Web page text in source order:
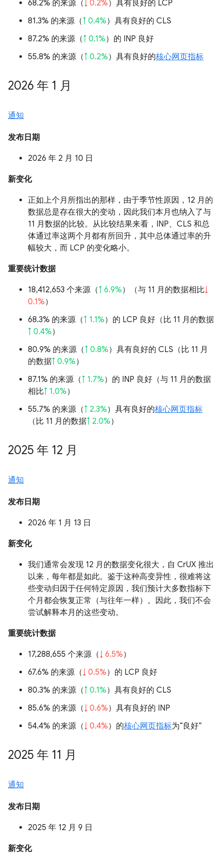
68.2% 的来源（↓ 0.2%）具有良好的 LCP
81.3% 的来源（↑ 0.4%）具有良好的 CLS
87.2% 的来源（↑ 0.1%）的 INP 良好
55.8% 的来源（↑ 0.2%）具有良好的核心网页指标
2026 年 1 月
通知
发布日期
2026 年 2 月 10 日
新变化
正如上个月所指出的那样，由于季节性原因，12 月的
数据总是存在很大的变动，因此我们本月也纳入了与
11 月数据的比较。从比较结果来看，INP、CLS 和总
体通过率这两个月都有所回升，其中总体通过率的升
幅较大，而 LCP 的变化略小。
重要统计数据
18,412,653 个来源（↑ 6.9%）（与 11 月的数据相比↓
0.1%）
68.3% 的来源（↑ 1.1%）的 LCP 良好（比 11 月的数据
↑ 0.4%）
80.9% 的来源（↑ 0.8%）具有良好的 CLS（比 11 月
的数据↑ 0.9%）
87.1% 的来源（↑ 1.7%）的 INP 良好（与 11 月的数据
相比↑ 1.0%）
55.7% 的来源（↑ 2.3%）具有良好的核心网页指标
（比 11 月的数据↑ 2.0%）
2025 年 12 月
通知
发布日期
2026 年 1 月 13 日
新变化
我们通常会发现 12 月的数据变化很大，自 CrUX 推出
以来，每年都是如此。鉴于这种高变异性，很难将这
些变动归因于任何特定原因，我们预计大多数指标下
个月都会恢复正常（与往年一样）。因此，我们不会
尝试解释本月的这些变动。
重要统计数据
17,288,655 个来源（↓ 6.5%）
67.6% 的来源（↓ 0.5%）的 LCP 良好
80.3% 的来源（↑ 0.1%）具有良好的 CLS
85.6% 的来源（↓ 0.6%）具有良好的 INP
54.4% 的来源（↓ 0.4%）的核心网页指标为“良好”
2025 年 11 月
通知
发布日期
2025 年 12 月 9 日
新变化